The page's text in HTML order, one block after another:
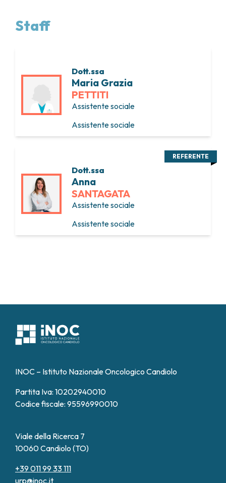
CLINICAL RESEARCH UNIT (CRU)
Staff
Dott.ssa
Maria Grazia
PETTITI
Assistente sociale
Assistente sociale
Dott.ssa
Anna
SANTAGATA
Assistente sociale
Assistente sociale
REFERENTE
INOC – Istituto Nazionale Oncologico Candiolo
Partita Iva: 10202940010
Codice fiscale: 95596990010
Viale della Ricerca 7
10060 Candiolo (TO)
+39 011 99 33 111
urp@inoc.it